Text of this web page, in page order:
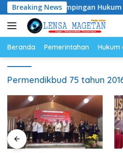
Langsung
ke
konten
Breaking News
Pendampingan Hukum
Beranda Pemerintahan Hukum
Permendikbud 75 tahun